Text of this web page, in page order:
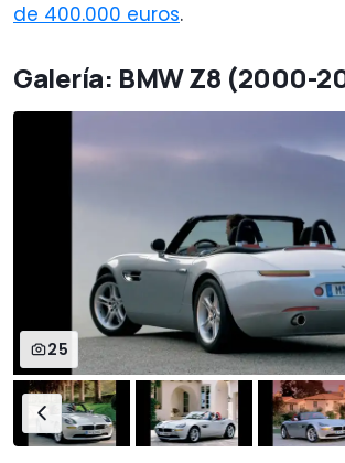
de 400.000 euros.
Galería: BMW Z8 (2000-
25